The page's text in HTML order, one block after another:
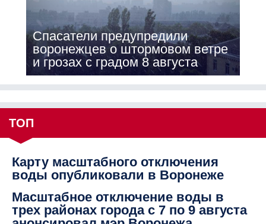
Спасатели предупредили
воронежцев о штормовом ветре
и грозах с градом 8 августа
ТОП
Карту масштабного отключения
воды опубликовали в Воронеже
Масштабное отключение воды в
трех районах города с 7 по 9 августа